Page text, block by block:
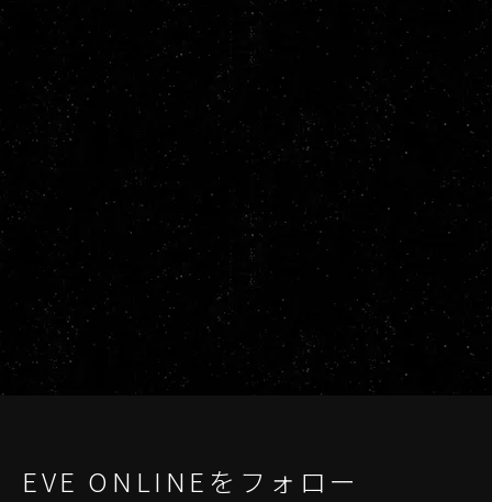
EVE ONLINEをフォロー